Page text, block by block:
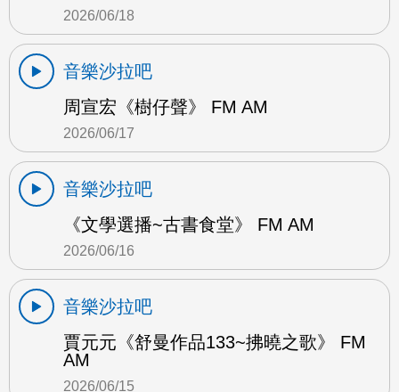
2026/06/18
音樂沙拉吧
周宣宏《樹仔聲》 FM AM
2026/06/17
音樂沙拉吧
《文學選播~古書食堂》 FM AM
2026/06/16
音樂沙拉吧
賈元元《舒曼作品133~拂曉之歌》 FM
AM
2026/06/15